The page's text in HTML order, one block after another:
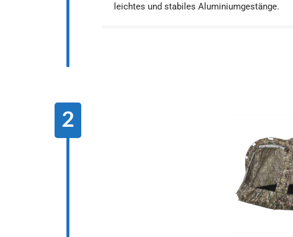
leichtes und stabiles Aluminiumgestänge.